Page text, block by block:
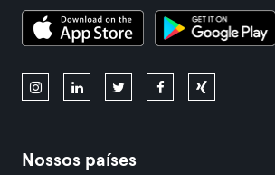
Nossos países